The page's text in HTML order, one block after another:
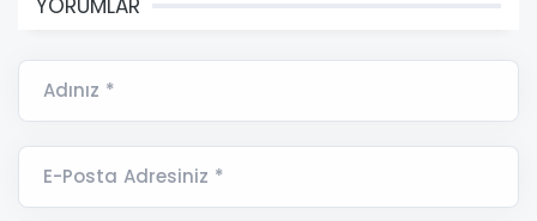
Adınız *
E-Posta Adresiniz *